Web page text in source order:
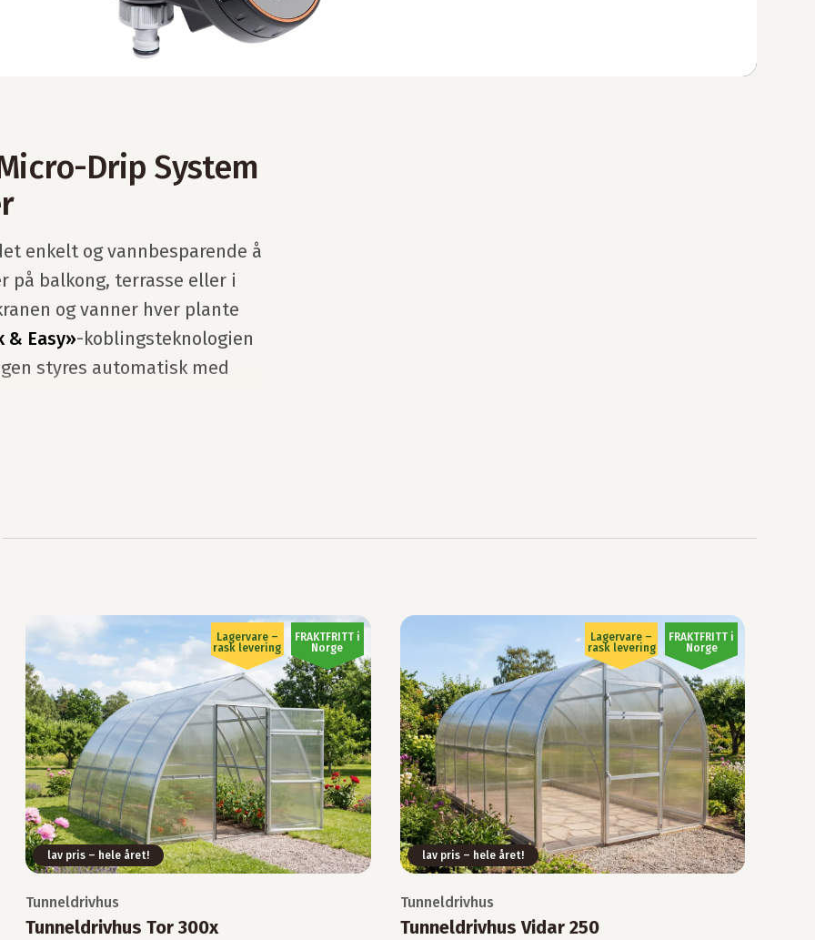
Drip System
enkelt og vannbesparende å
på balkong, terrasse eller i
og vanner hver plante
& Easy»-koblingsteknologien
styres automatisk med
Lagervare –
rask levering
FRAKTFRITT i
Norge
lav pris – hele året!
Tunneldrivhus
Tunneldrivhus Tor 300x
Lagervare –
rask levering
FRAKTFRITT i
Norge
lav pris – hele året!
Tunneldrivhus
Tunneldrivhus Vidar 250